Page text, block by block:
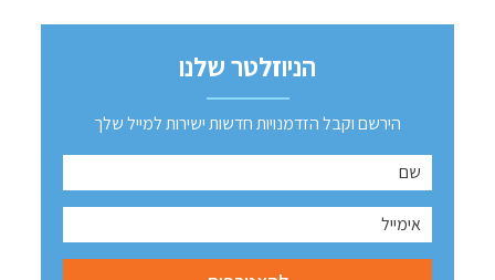
הניוזלטר שלנו
הירשם וקבל הזדמנויות חדשות ישירות למייל שלך